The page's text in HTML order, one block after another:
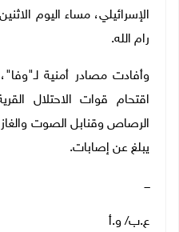
الإسرائيلي، مساء اليوم
رام الله.
وأفادت مصادر أمنية
اقتحام قوات الاحتلال
الرصاص وقنابل الصوت
يبلغ عن إصابات.
ـــ
ع.ب/ و.أ